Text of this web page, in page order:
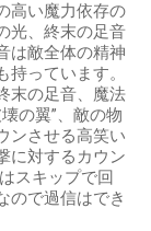
高い魔力依存の
光、終末の足音
は敵全体の精神
っています。
末の足音、魔法
の翼”、敵の物
ンさせる高笑い
に対するカウン
スキップで回
ので過信はでき